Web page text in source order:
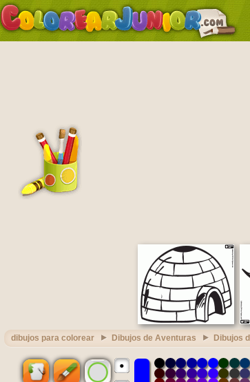
dibujos para colorear Dibujos de Aventuras Dibujos